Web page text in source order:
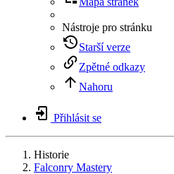
Nástroje pro stránku
Starší verze
Zpětné odkazy
Nahoru
Přihlásit se
Historie
Falconry Mastery